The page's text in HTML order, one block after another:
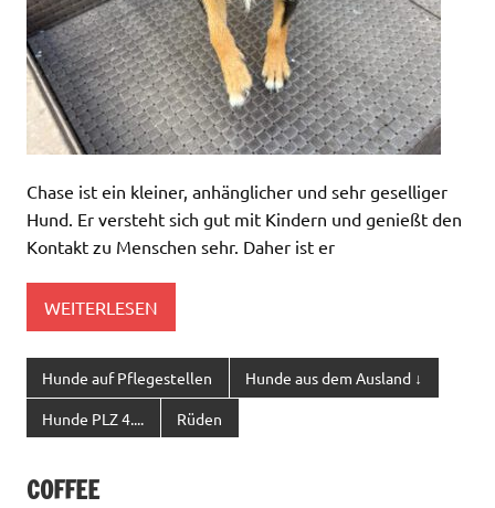
Chase ist ein kleiner, anhänglicher und sehr geselliger
Hund. Er versteht sich gut mit Kindern und genießt den
Kontakt zu Menschen sehr. Daher ist er
WEITERLESEN
Hunde auf Pflegestellen Hunde aus dem Ausland ↓
Hunde PLZ 4.... Rüden
COFFEE